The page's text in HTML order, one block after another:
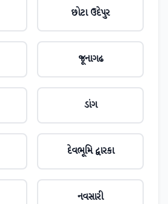
છોટા ઉદેપુર
જૂનાગઢ
ડાંગ
દેવભૂમિ દ્વારકા
નવસારી